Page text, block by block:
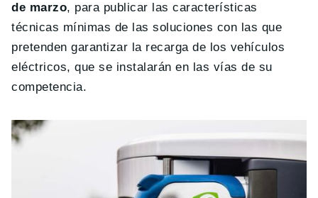
de marzo, para publicar las características
técnicas mínimas de las soluciones con las que
pretenden garantizar la recarga de los vehículos
eléctricos, que se instalarán en las vías de su
competencia.